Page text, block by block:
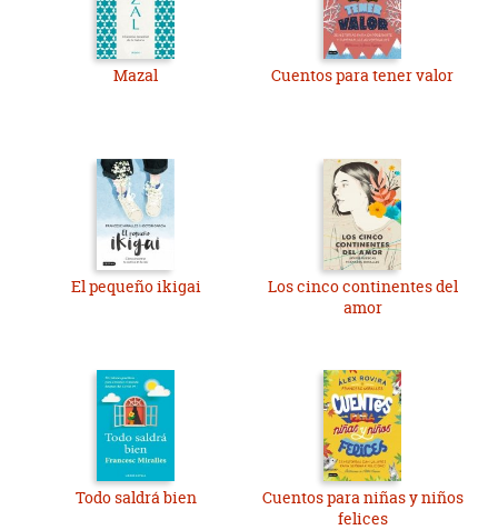
Mazal Cuentos para tener valor
El pequeño ikigai
Los cinco continentes del
amor
Todo saldrá bien
Cuentos para niñas y niños
felices